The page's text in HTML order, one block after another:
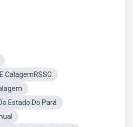
CalagemRSSC
Estado Do Pará